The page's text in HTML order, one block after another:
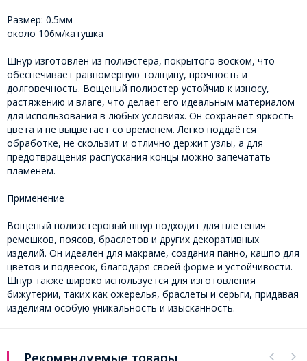
Размер: 0.5мм
около 106м/катушка
Шнур изготовлен из полиэстера, покрытого воском, что
обеспечивает равномерную толщину, прочность и
долговечность. Вощеный полиэстер устойчив к износу,
растяжению и влаге, что делает его идеальным материалом
для использования в любых условиях. Он сохраняет яркость
цвета и не выцветает со временем. Легко поддаётся
обработке, не скользит и отлично держит узлы, а для
предотвращения распускания концы можно запечатать
пламенем.
Применение
Вощеный полиэстеровый шнур подходит для плетения
ремешков, поясов, браслетов и других декоративных
изделий. Он идеален для макраме, создания панно, кашпо для
цветов и подвесок, благодаря своей форме и устойчивости.
Шнур также широко используется для изготовления
бижутерии, таких как ожерелья, браслеты и серьги, придавая
изделиям особую уникальность и изысканность.